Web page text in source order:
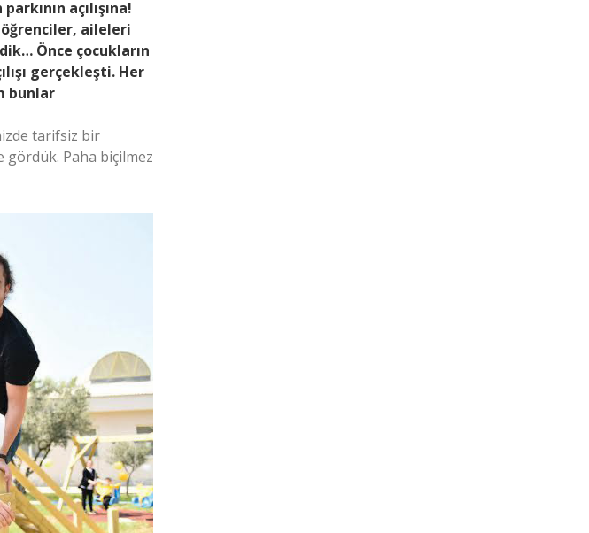
açılışına!
aileleri
Önce çocukların
gerçekleşti. Her
bunlar
tarifsiz bir
gördük. Paha biçilmez